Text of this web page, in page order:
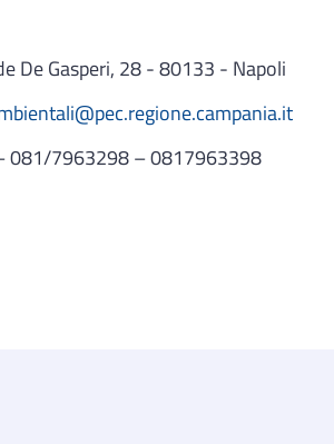
De Gasperi, 28 - 80133 - Napoli
081/7963298 – 0817963398